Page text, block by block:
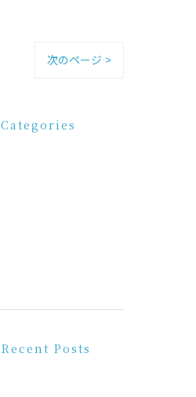
次のページ >
Categories
Recent Posts